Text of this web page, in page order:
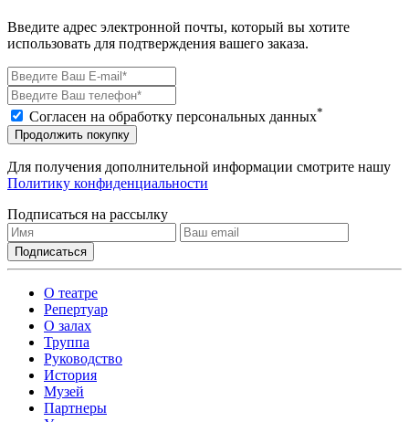
Введите адрес электронной почты, который вы хотите
использовать для подтверждения вашего заказа.
Согласен на обработку персональных данных*
Продолжить покупку
Для получения дополнительной информации смотрите нашу
Политику конфиденциальности
Подписаться на рассылку
О театре
Репертуар
О залах
Труппа
Руководство
История
Музей
Партнеры